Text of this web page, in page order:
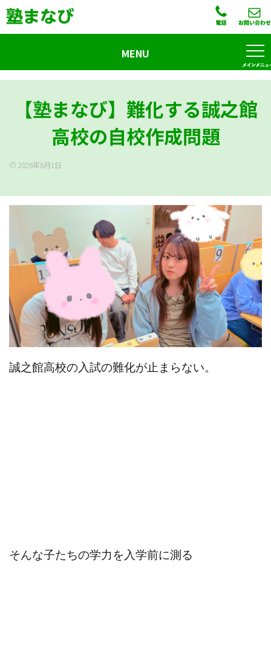
【塾まなび】難化する誠之館
高校の自校作成問題
2026年6月1日
誠之館高校の入試の難化が止まらない。
そんな子たちの学力を入学前に測る
MENU